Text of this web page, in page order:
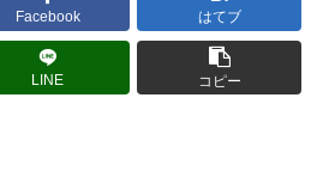
Facebook はてブ
LINE コピー